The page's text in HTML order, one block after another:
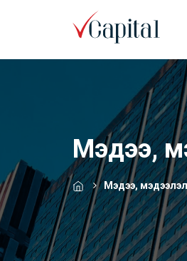
Мэдээ,
Мэдээ, мэдээлэл